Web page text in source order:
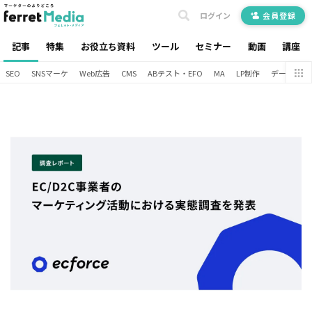
記事 特集 お役立ち資料 ツール セミナー 動画 講座
ログイン 会員登録
SEO SNSマーケ Web広告 CMS ABテスト・EFO MA LP制作 データ分析